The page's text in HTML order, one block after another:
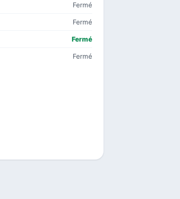
Fermé
Fermé
Fermé
Fermé